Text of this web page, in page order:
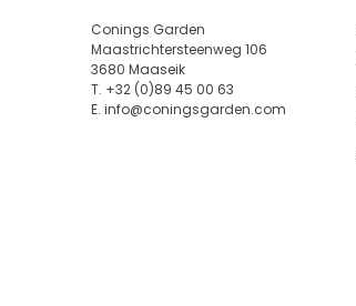
Conings Garden
Maastrichtersteenweg 106
3680 Maaseik
T. +32 (0)89 45 00 63
E. info@coningsgarden.com